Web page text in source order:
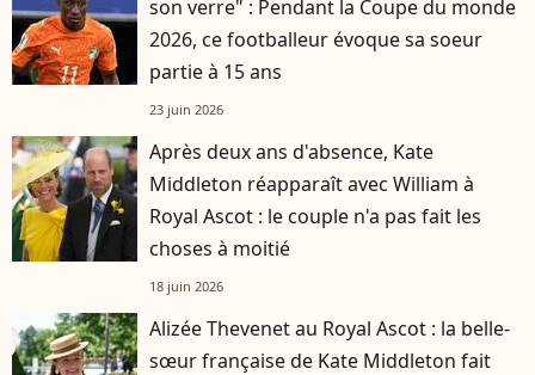
son verre" : Pendant la Coupe du monde
2026, ce footballeur évoque sa soeur
partie à 15 ans
23 juin 2026
Après deux ans d'absence, Kate
Middleton réapparaît avec William à
Royal Ascot : le couple n'a pas fait les
choses à moitié
18 juin 2026
Alizée Thevenet au Royal Ascot : la belle-
sœur française de Kate Middleton fait